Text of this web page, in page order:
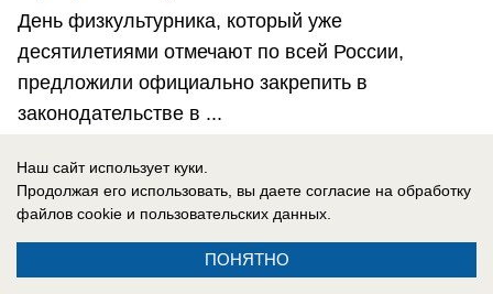
День физкультурника, который уже
десятилетиями отмечают по всей России,
предложили официально закрепить в
законодательстве в ...
Наш сайт использует куки.
Продолжая его использовать, вы даете согласие на обработку
файлов cookie и пользовательских данных.
ПОНЯТНО